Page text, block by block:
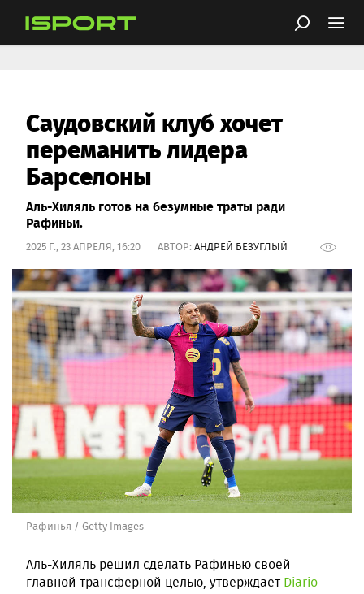
Саудовский клуб хочет
переманить лидера
Барселоны
Аль-Хиляль готов на безумные траты ради
Рафиньи.
2025 Г., 23 АПРЕЛЯ, 16:20 АВТОР: АНДРЕЙ БЕЗУГЛЫЙ
Рафинья / Getty Images
Аль-Хиляль решил сделать Рафинью своей
главной трансферной целью, утверждает Diario